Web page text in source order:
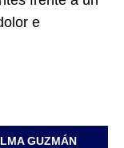
e
GUZMÁN